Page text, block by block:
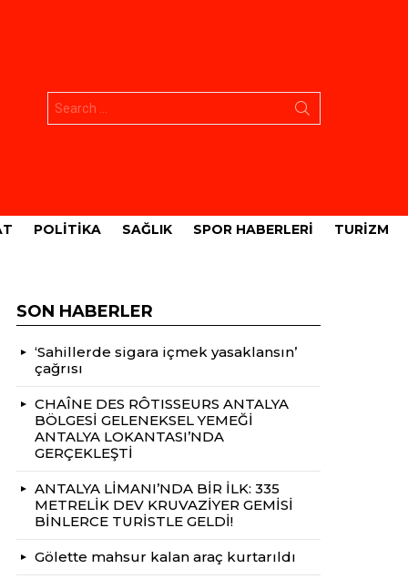
POLITIKA SAĞLIK SPOR HABERLERI TURIZM
SON HABERLER
‘Sahillerde sigara içmek yasaklansın’
çağrısı
CHAÎNE DES RÔTISSEURS ANTALYA
BÖLGESİ GELENEKSEL YEMEĞİ
ANTALYA LOKANTASI’NDA
GERÇEKLEŞTİ
ANTALYA LİMANI’NDA BİR İLK: 335
METRELİK DEV KRUVAZİYER GEMİSİ
BİNLERCE TURİSTLE GELDİ!
Gölette mahsur kalan araç kurtarıldı